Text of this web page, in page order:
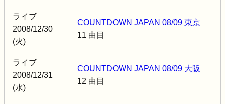
ライブ
2008/12/30
(火)
COUNTDOWN JAPAN 08/09 東京
11 曲目
ライブ
2008/12/31
(水)
COUNTDOWN JAPAN 08/09 大阪
12 曲目